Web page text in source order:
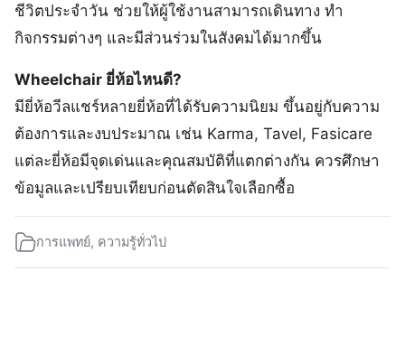
ชีวิตประจำวัน ช่วยให้ผู้ใช้งานสามารถเดินทาง ทำ
กิจกรรมต่างๆ และมีส่วนร่วมในสังคมได้มากขึ้น
Wheelchair ยี่ห้อไหนดี?
มียี่ห้อวีลแชร์หลายยี่ห้อที่ได้รับความนิยม ขึ้นอยู่กับความ
ต้องการและงบประมาณ เช่น Karma, Tavel, Fasicare
แต่ละยี่ห้อมีจุดเด่นและคุณสมบัติที่แตกต่างกัน ควรศึกษา
ข้อมูลและเปรียบเทียบก่อนตัดสินใจเลือกซื้อ
การแพทย์, ความรู้ทั่วไป